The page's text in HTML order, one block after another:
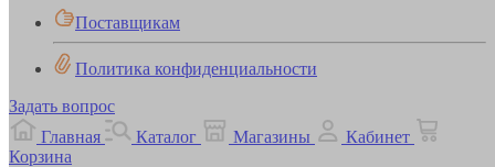
Поставщикам
Политика конфиденциальности
Задать вопрос
Главная
Каталог Магазины
Кабинет
Корзина